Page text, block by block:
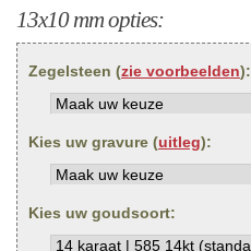
13x10 mm opties:
Zegelsteen (zie voorbeelden):
Kies uw gravure (uitleg):
Kies uw goudsoort: